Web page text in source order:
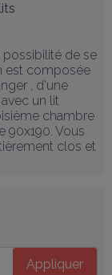
de se
est composée
, d'une
un lit
chambre
90x190. Vous
clos et
Appliquer